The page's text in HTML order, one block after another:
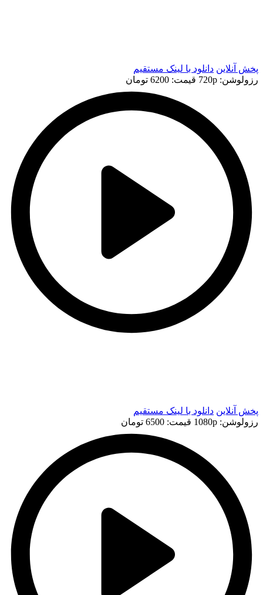
پخش آنلاین دانلود با لينک مستقيم
رزولوشن: 720p
قيمت: 6200 تومان
پخش آنلاین دانلود با لينک مستقيم
رزولوشن: 1080p
قيمت: 6500 تومان